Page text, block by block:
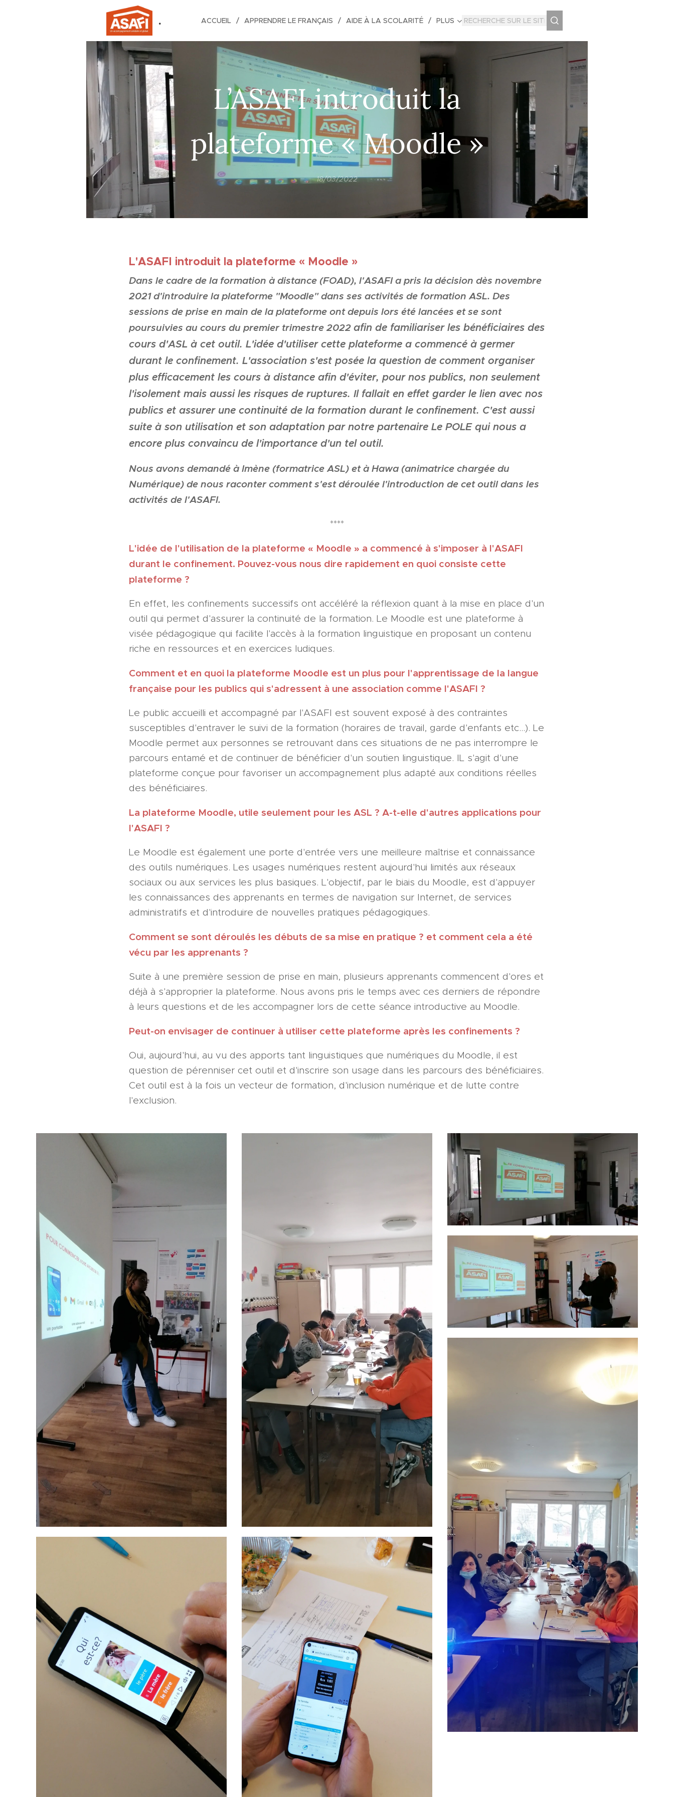
. ACCUEIL APPRENDRE LE FRANÇAIS AIDE À LA SCOLARITÉ PLUS
L’ASAFI introduit la
plateforme « Moodle »
18/03/2022
L'ASAFI introduit la plateforme « Moodle »
Dans le cadre de la formation à distance (FOAD), l'ASAFI a pris la décision dès novembre
2021 d'introduire la plateforme "Moodle" dans ses activités de formation ASL. Des
sessions de prise en main de la plateforme ont depuis lors été lancées et se sont
poursuivies au cours du premier trimestre 2022 afin de familiariser les bénéficiaires des
cours d'ASL à cet outil. L'idée d'utiliser cette plateforme a commencé à germer
durant le confinement. L'association s'est posée la question de comment organiser
plus efficacement les cours à distance afin d'éviter, pour nos publics, non seulement
l'isolement mais aussi les risques de ruptures. Il fallait en effet garder le lien avec nos
publics et assurer une continuité de la formation durant le confinement. C'est aussi
suite à son utilisation et son adaptation par notre partenaire Le POLE qui nous a
encore plus convaincu de l'importance d'un tel outil.
Nous avons demandé à Imène (formatrice ASL) et à Hawa (animatrice chargée du
Numérique) de nous raconter comment s'est déroulée l'introduction de cet outil dans les
activités de l'ASAFI.
****
L'idée de l'utilisation de la plateforme « Moodle » a commencé à s'imposer à l'ASAFI
durant le confinement. Pouvez-vous nous dire rapidement en quoi consiste cette
plateforme ?
En effet, les confinements successifs ont accéléré la réflexion quant à la mise en place d'un
outil qui permet d'assurer la continuité de la formation. Le Moodle est une plateforme à
visée pédagogique qui facilite l'accès à la formation linguistique en proposant un contenu
riche en ressources et en exercices ludiques.
Comment et en quoi la plateforme Moodle est un plus pour l'apprentissage de la langue
française pour les publics qui s'adressent à une association comme l'ASAFI ?
Le public accueilli et accompagné par l'ASAFI est souvent exposé à des contraintes
susceptibles d'entraver le suivi de la formation (horaires de travail, garde d'enfants etc...). Le
Moodle permet aux personnes se retrouvant dans ces situations de ne pas interrompre le
parcours entamé et de continuer de bénéficier d'un soutien linguistique. IL s'agit d'une
plateforme conçue pour favoriser un accompagnement plus adapté aux conditions réelles
des bénéficiaires.
La plateforme Moodle, utile seulement pour les ASL ? A-t-elle d'autres applications pour
l'ASAFI ?
Le Moodle est également une porte d'entrée vers une meilleure maîtrise et connaissance
des outils numériques. Les usages numériques restent aujourd'hui limités aux réseaux
sociaux ou aux services les plus basiques. L'objectif, par le biais du Moodle, est d'appuyer
les connaissances des apprenants en termes de navigation sur Internet, de services
administratifs et d'introduire de nouvelles pratiques pédagogiques.
Comment se sont déroulés les débuts de sa mise en pratique ? et comment cela a été
vécu par les apprenants ?
Suite à une première session de prise en main, plusieurs apprenants commencent d'ores et
déjà à s'approprier la plateforme. Nous avons pris le temps avec ces derniers de répondre
à leurs questions et de les accompagner lors de cette séance introductive au Moodle.
Peut-on envisager de continuer à utiliser cette plateforme après les confinements ?
Oui, aujourd'hui, au vu des apports tant linguistiques que numériques du Moodle, il est
question de pérenniser cet outil et d'inscrire son usage dans les parcours des bénéficiaires.
Cet outil est à la fois un vecteur de formation, d'inclusion numérique et de lutte contre
l'exclusion.